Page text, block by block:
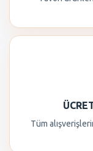
Tüm